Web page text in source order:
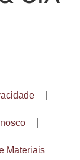
Materiais